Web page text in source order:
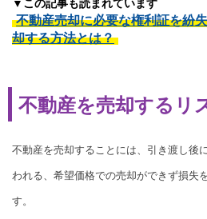
▼この記事も読まれています
不動産売却に必要な権利証を紛
却する方法とは？
不動産を売却するリ
不動産を売却することには、引き渡し後
われる、希望価格での売却ができず損失
す。